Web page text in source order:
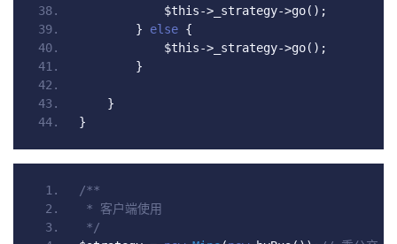
            $this
-> _strategy->go();
}
else {
            $this
-> _strategy->go();
}
}
}
/**
* 客户端使用
*/